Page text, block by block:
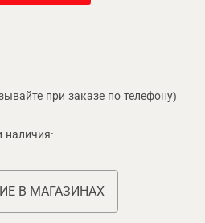
при заказе по телефону)
наличия:
В МАГАЗИНАХ